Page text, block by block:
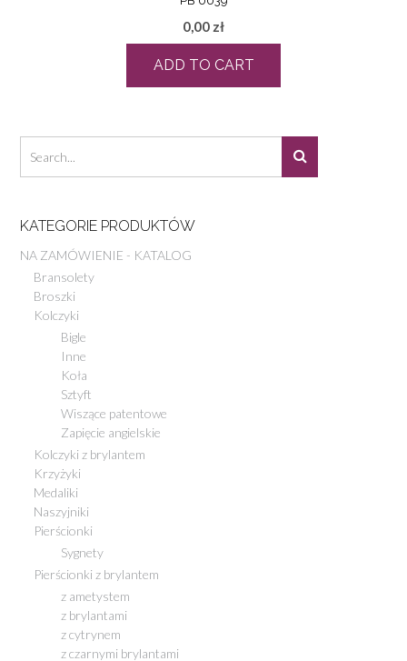
0,00 zł
ADD TO CART
KATEGORIE PRODUKTÓW
NA ZAMÓWIENIE - KATALOG
Bransolety
Broszki
Kolczyki
Bigle
Inne
Koła
Sztyft
Wiszące patentowe
Zapięcie angielskie
Kolczyki z brylantem
Krzyżyki
Medaliki
Naszyjniki
Pierścionki
Sygnety
Pierścionki z brylantem
z ametystem
z brylantami
z cytrynem
z czarnymi brylantami